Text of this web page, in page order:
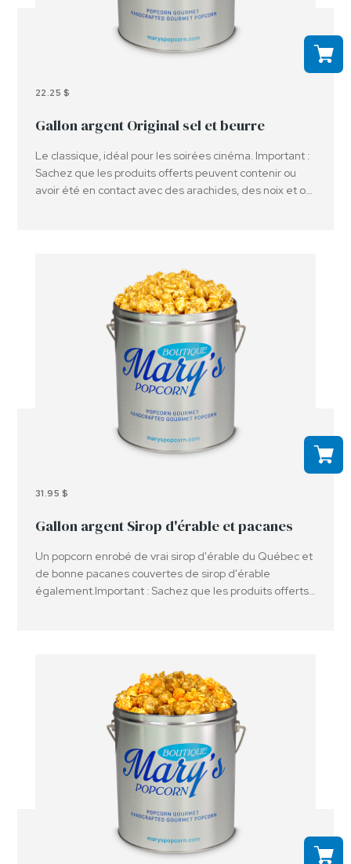
22.25 $
Gallon argent Original sel et beurre
Le classique, idéal pour les soirées cinéma. Important :
Sachez que les produits offerts peuvent contenir ou
avoir été en contact avec des arachides, des noix et ou
31.95 $
Gallon argent Sirop d'érable et pacanes
Un popcorn enrobé de vrai sirop d'érable du Québec et
de bonne pacanes couvertes de sirop d'érable
également.Important : Sachez que les produits offerts